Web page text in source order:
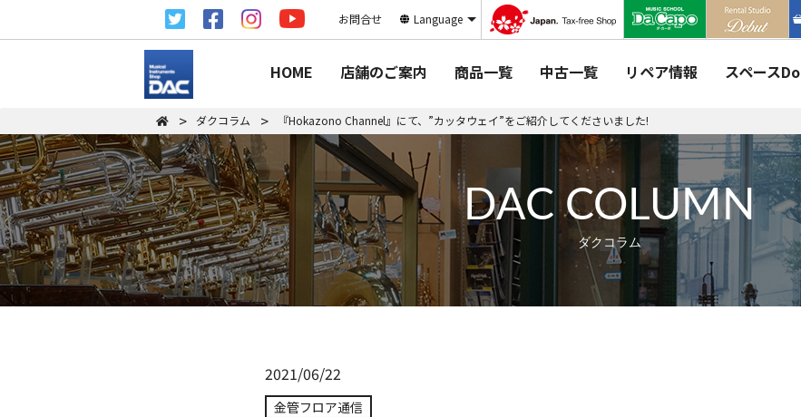
お問合せ Language
HOME 店舗のご案内 商品一覧 中古一覧 リペア情報 スペースDo
ダクコラム 『Hokazono Channel』にて、”カッタウェイ”をご紹介してくださいました!
DAC COLUMN
ダクコラム
2021/06/22
金管フロア通信